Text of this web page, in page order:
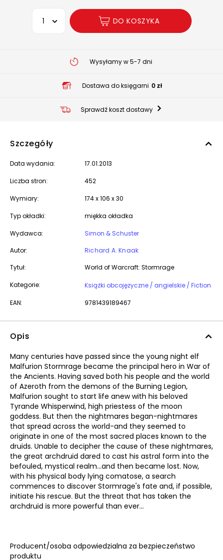
Wybierz opcję
DO KOSZYKA
Wysyłamy w 5-7 dni
Dostawa do księgarni 0 zł
Sprawdź koszt dostawy
Szczegóły
Data wydania: 17.01.2013
Liczba stron: 452
Wymiary: 174 x 106 x 30
Typ okładki: miękka okładka
Wydawca:
Simon & Schuster
Autor:
Richard A. Knaak
Tytuł:
World of Warcraft: Stormrage
Kategorie: Książki obcojęzyczne / angielskie / Fiction
EAN: 9781439189467
Opis
Many centuries have passed since the young night elf
Malfurion Stormrage became the principal hero in War of
the Ancients. Having saved both his people and the world
of Azeroth from the demons of the Burning Legion,
Malfurion sought to start life anew with his beloved
Tyrande Whisperwind, high priestess of the moon
goddess. But then the nightmares began-nightmares
that spread across the world-and they seemed to
originate in one of the most sacred places known to the
druids. Unable to decipher the cause of these nightmares,
the great archdruid dared to cast his astral form into the
befouled, mystical realm...and then became lost. Now,
with his physical body lying comatose, a search
commences to discover Stormrage's fate and, if possible,
initiate his rescue. But the threat that has taken the
archdruid is more powerful than ever...
Producent/osoba odpowiedzialna za bezpieczeństwo
produktu